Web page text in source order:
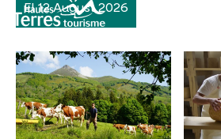
El 12 August 2026